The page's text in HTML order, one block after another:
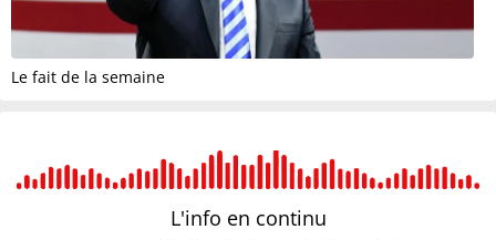
Le fait de la semaine
L'info en continu